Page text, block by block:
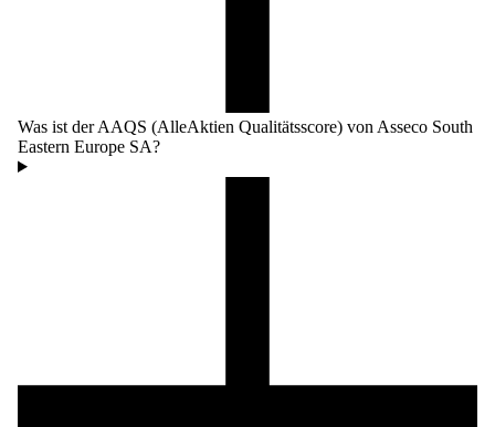
Was ist der AAQS (AlleAktien Qualitätsscore) von Asseco South
Eastern Europe SA?